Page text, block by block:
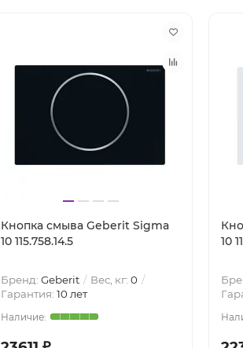
Кнопка смыва Geberit Sigma
10 115.758.14.5
Бренд: Geberit Вес, кг: 0
Гарантия: 10 лет
10